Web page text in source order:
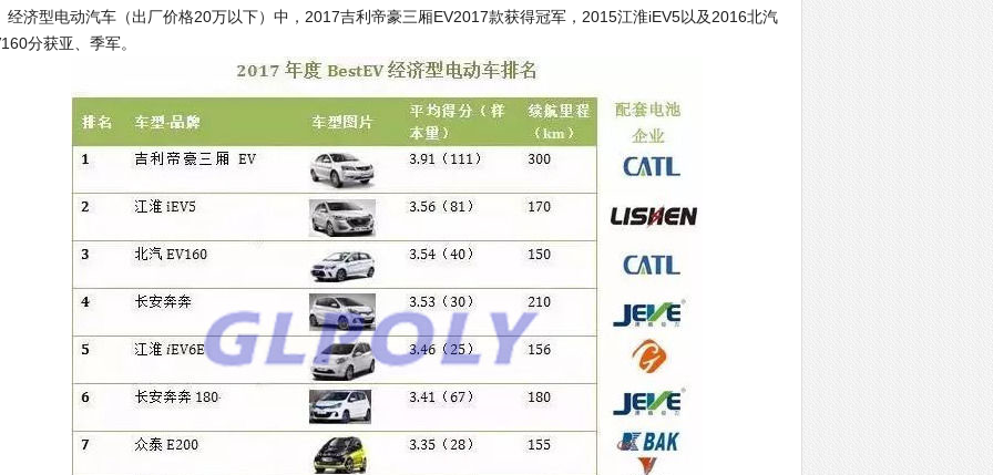
型电动汽车（出厂价格20万以下）中，2017吉利帝豪三厢EV2017款获得冠军，2015江淮iEV5以及2016北汽
分获亚、季军。